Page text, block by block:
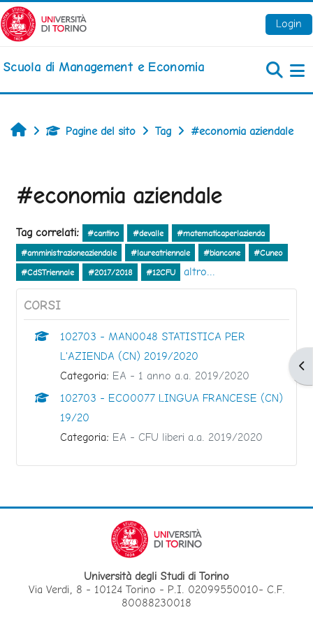
Vai al contenuto principale
Login
Scuola di Management e Economia
HomePagine del sito Tag #economia aziendale
#economia aziendale
Tag correlati: #cantino #devalle
#matematicaperlazienda
#amministrazioneaziendale
#laureatriennale #biancone
#Cuneo
#CdSTriennale
#2017/2018 #12CFU altro...
CORSI
102703 - MAN0048 STATISTICA PER
L'AZIENDA (CN) 2019/2020
Categoria: EA - 1 anno a.a. 2019/2020
102703 - ECO0077 LINGUA FRANCESE (CN)
19/20
Categoria: EA - CFU liberi a.a. 2019/2020
Università degli Studi di Torino
Via Verdi, 8 - 10124 Torino - P.I. 02099550010- C.F.
80088230018